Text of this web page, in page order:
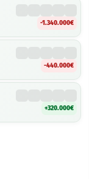
-1.340.000€
-440.000€
+320.000€